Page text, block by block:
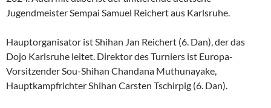
Jugendmeister Sempai Samuel Reichert aus Karlsruhe.
Hauptorganisator ist Shihan Jan Reichert (6. Dan), der das
Dojo Karlsruhe leitet. Direktor des Turniers ist Europa-
Vorsitzender Sou-Shihan Chandana Muthunayake,
Hauptkampfrichter Shihan Carsten Tschirpig (6. Dan).